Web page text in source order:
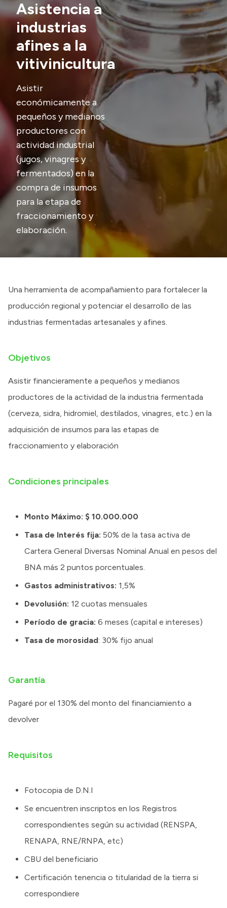
Transparencia
Boletín Oficial
Compras y licitaciones
Consulta de expedientes
Consulta de pago a proveedores
Convocatorias
Intranet
Login
Asistencia a
industrias
afines a la
vitivinicultura
Asistir
económicamente a
pequeños y medianos
productores con
actividad industrial
(jugos, vinagres y
fermentados) en la
compra de insumos
para la etapa de
fraccionamiento y
elaboración.
Una herramienta de acompañamiento para fortalecer la
producción regional y potenciar el desarrollo de las
industrias fermentadas artesanales y afines.
Objetivos
Asistir financieramente a pequeños y medianos
productores de la actividad de la industria fermentada
(cerveza, sidra, hidromiel, destilados, vinagres, etc.) en la
adquisición de insumos para las etapas de
fraccionamiento y elaboración
Condiciones principales
Monto Máximo: $ 10.000.000
Tasa de Interés fija: 50% de la tasa activa de
Cartera General Diversas Nominal Anual en pesos del
BNA más 2 puntos porcentuales.
Gastos administrativos: 1,5%
Devolusión: 12 cuotas mensuales
Período de gracia: 6 meses (capital e intereses)
Tasa de morosidad: 30% fijo anual
Garantía
Pagaré por el 130% del monto del financiamiento a
devolver
Requisitos
Fotocopia de D.N.I
Se encuentren inscriptos en los Registros
correspondientes según su actividad (RENSPA,
RENAPA, RNE/RNPA, etc)
CBU del beneficiario
Certificación tenencia o titularidad de la tierra si
correspondiere